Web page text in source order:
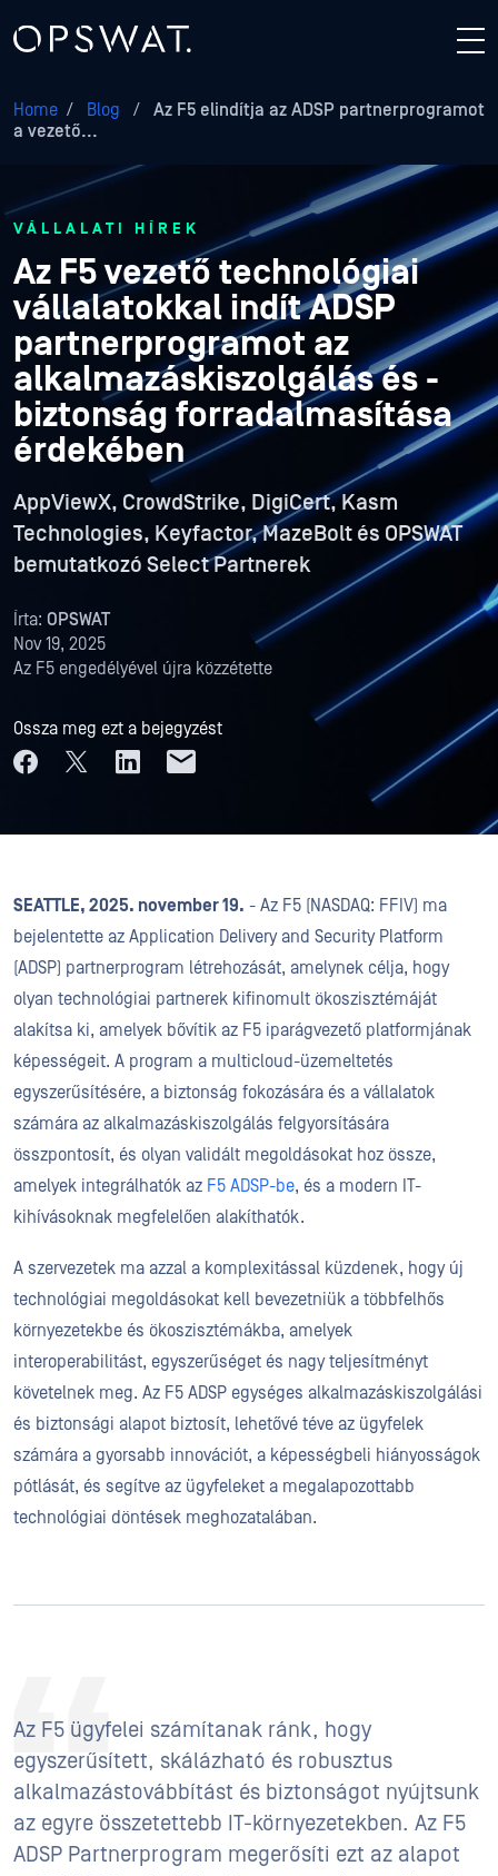
Home / Blog /
Az F5 elindítja az ADSP partnerprogramot
a vezető...
VÁLLALATI HÍREK
Az F5 vezető technológiai
vállalatokkal indít ADSP
partnerprogramot az
alkalmazáskiszolgálás és -
biztonság forradalmasítása
érdekében
AppViewX, CrowdStrike, DigiCert, Kasm
Technologies, Keyfactor, MazeBolt és OPSWAT
bemutatkozó Select Partnerek
Írta: OPSWAT
Nov 19, 2025
Az F5 engedélyével újra közzétette
Ossza meg ezt a bejegyzést
SEATTLE, 2025. november 19. - Az F5 (NASDAQ: FFIV) ma
bejelentette az Application Delivery and Security Platform
(ADSP) partnerprogram létrehozását, amelynek célja, hogy
olyan technológiai partnerek kifinomult ökoszisztémáját
alakítsa ki, amelyek bővítik az F5 iparágvezető platformjának
képességeit. A program a multicloud-üzemeltetés
egyszerűsítésére, a biztonság fokozására és a vállalatok
számára az alkalmazáskiszolgálás felgyorsítására
összpontosít, és olyan validált megoldásokat hoz össze,
amelyek integrálhatók az F5 ADSP-be, és a modern IT-
kihívásoknak megfelelően alakíthatók.
A szervezetek ma azzal a komplexitással küzdenek, hogy új
technológiai megoldásokat kell bevezetniük a többfelhős
környezetekbe és ökoszisztémákba, amelyek
interoperabilitást, egyszerűséget és nagy teljesítményt
követelnek meg. Az F5 ADSP egységes alkalmazáskiszolgálási
és biztonsági alapot biztosít, lehetővé téve az ügyfelek
számára a gyorsabb innovációt, a képességbeli hiányosságok
pótlását, és segítve az ügyfeleket a megalapozottabb
technológiai döntések meghozatalában.
Az F5 ügyfelei számítanak ránk, hogy
egyszerűsített, skálázható és robusztus
alkalmazástovábbítást és biztonságot nyújtsunk
az egyre összetettebb IT-környezetekben. Az F5
ADSP Partnerprogram megerősíti ezt az alapot